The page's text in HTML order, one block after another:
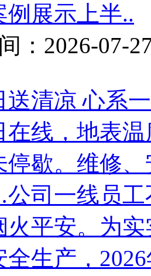
例展示上半..
：2026-
送清凉 心系
在线，地表
停歇。维修
司一线员工
火平安。为
全生产，